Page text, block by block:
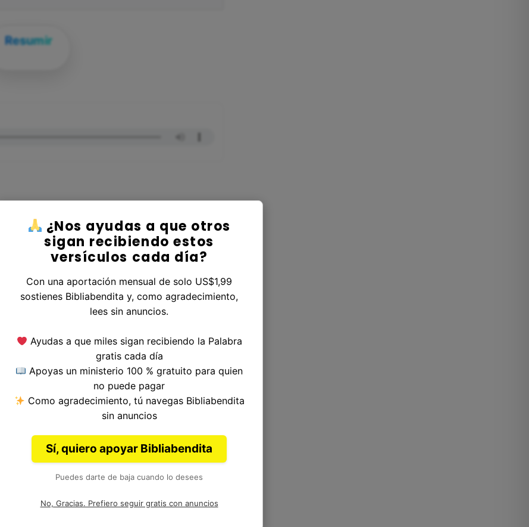
Resumir
al Libro Génesis
|Versículo Siguiente
Versículo 21, Capítulo 37, Libro de Génesis
Autor: Moisés.
en la Biblia
¿Nos ayudas a que otros
sigan recibiendo estos
versículos cada día?
Con una aportación mensual de solo US$1,99
sostienes Bibliabendita y, como agradecimiento,
lees sin anuncios.
Ayudas a que miles sigan recibiendo la Palabra
gratis cada día
Apoyas un ministerio 100 % gratuito para quien
no puede pagar
Como agradecimiento, tú navegas Bibliabendita
sin anuncios
Sí, quiero apoyar Bibliabendita
Puedes darte de baja cuando lo desees
No, Gracias. Prefiero seguir gratis con anuncios